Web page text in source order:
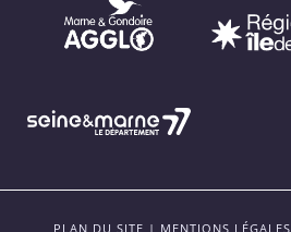
PLAN DU SITE | MENTIONS LÉGALES